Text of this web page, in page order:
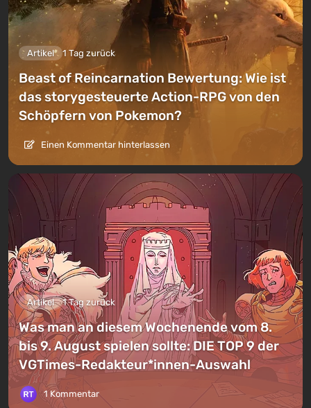
Artikel 1 Tag zurück
Beast of Reincarnation Bewertung: Wie ist
das storygesteuerte Action-RPG von den
Schöpfern von Pokemon?
Einen Kommentar hinterlassen
Artikel 1 Tag zurück
Was man an diesem Wochenende vom 8.
bis 9. August spielen sollte: DIE TOP 9 der
VGTimes-Redakteur*innen-Auswahl
1 Kommentar